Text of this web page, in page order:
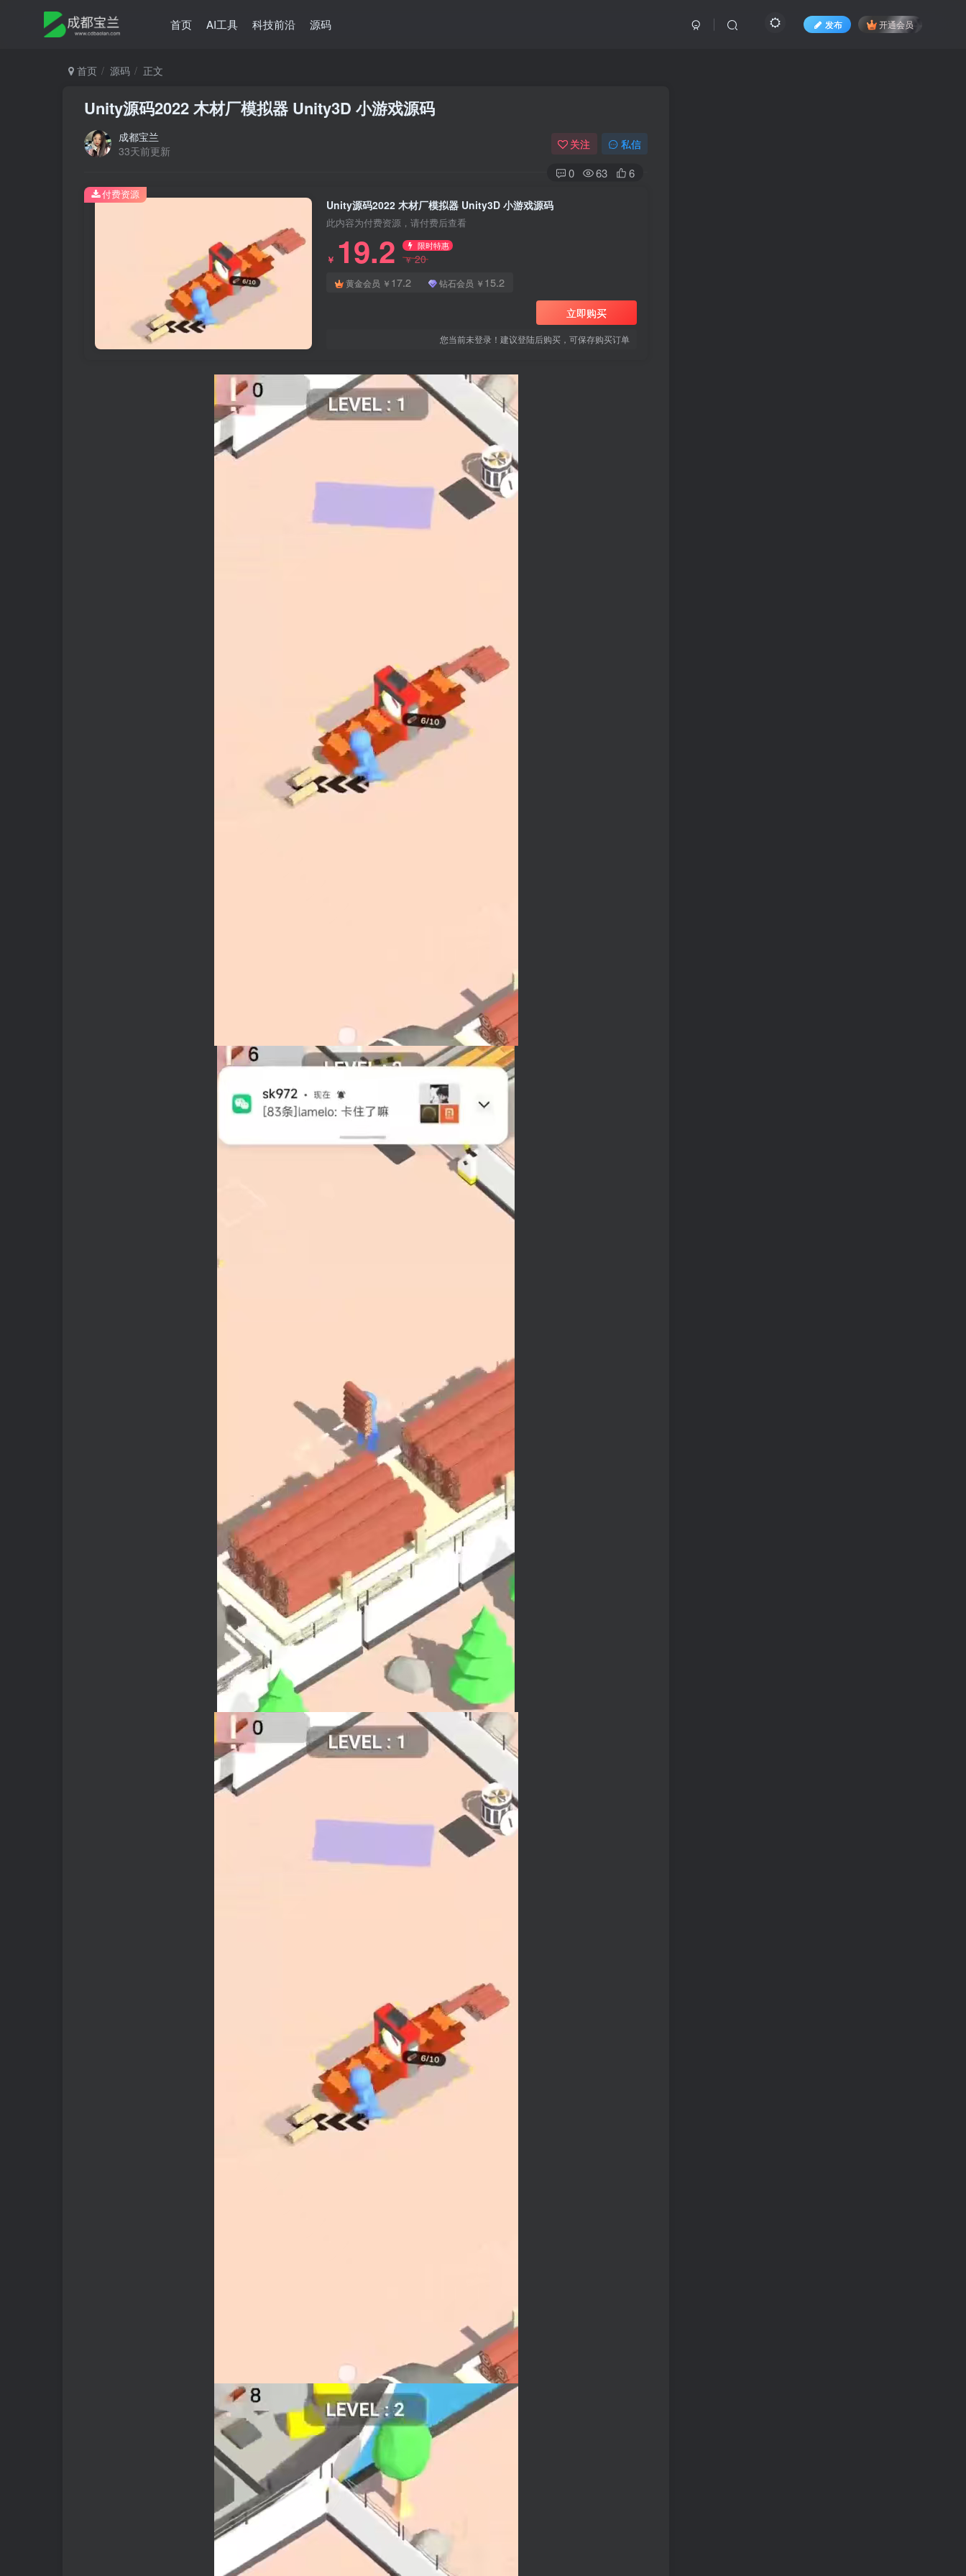
首页 AI工具 科技前沿 源码 发布 开通会员
首页 源码 正文
Unity源码2022 木材厂模拟器 Unity3D 小游戏源码
成都宝兰
33天前更新
关注 私信
0 63 6
Unity源码2022 木材厂模拟器 Unity3D 小游戏源码
此内容为付费资源，请付费后查看
￥ 19.2 限时特惠
￥20
黄金会员 ￥ 17.2 钻石会员 ￥ 15.2
立即购买
您当前未登录！建议登陆后购买，可保存购买订单
付费资源